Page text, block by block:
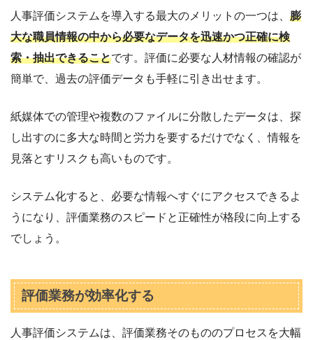
人事評価システムを導入する最大のメリットの一つは、 膨
大な職員情報の中から必要なデータを迅速かつ正確に検
索・抽出できることです。評価に必要な人材情報の確認が
簡単で、過去の評価データも手軽に引き出せます。
紙媒体での管理や複数のファイルに分散したデータは、探
し出すのに多大な時間と労力を要するだけでなく、情報を
見落とすリスクも高いものです。
システム化すると、必要な情報へすぐにアクセスできるよ
うになり、評価業務のスピードと正確性が格段に向上する
でしょう。
評価業務が効率化する
人事評価システムは、評価業務そのもののプロセスを大幅